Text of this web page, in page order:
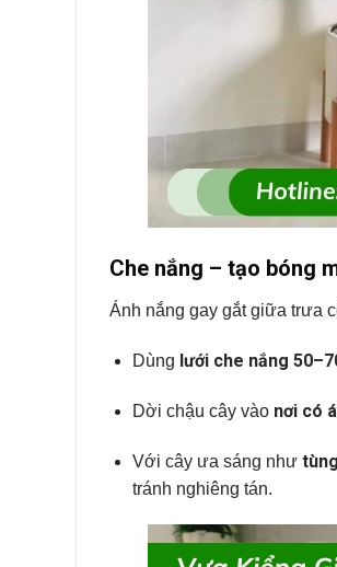
Che nắng – tạo bóng
Ánh nắng gay gắt giữa trưa
Dùng lưới che nắng
Dời chậu cây vào nơi có
Với cây ưa sáng như
tránh nghiêng tán.